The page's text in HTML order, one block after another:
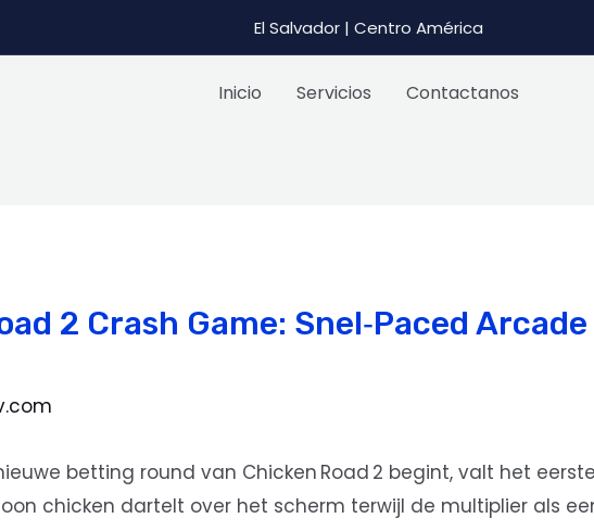
El Salvador | Centro América
Inicio Servicios Contactanos
2 Crash Game: Snel‑Paced
betting round van Chicken Road 2 begint, valt het
chicken dartelt over het scherm terwijl de multiplier als